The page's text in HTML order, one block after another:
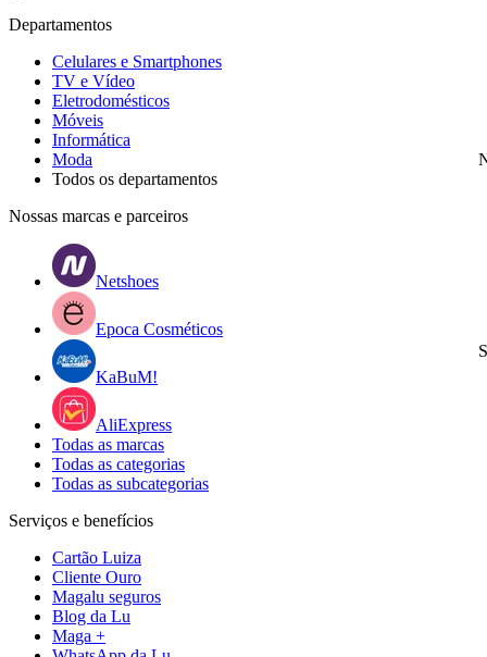
Departamentos
Celulares e Smartphones
TV e Vídeo
Eletrodomésticos
Móveis
Informática
Moda
Todos os departamentos
Nossas marcas e parceiros
Netshoes
Epoca Cosméticos
KaBuM!
AliExpress
Todas as marcas
Todas as categorias
Todas as subcategorias
Serviços e benefícios
Cartão Luiza
Cliente Ouro
Magalu seguros
Blog da Lu
Maga +